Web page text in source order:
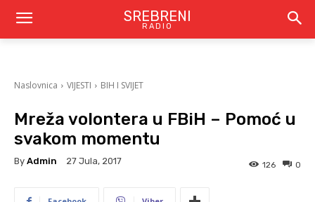
SREBRENI
RADIO
Naslovnica VIJESTI BIH I SVIJET
Mreža volontera u FBiH – Pomoć u
svakom momentu
By Admin 27 Jula, 2017 0
126